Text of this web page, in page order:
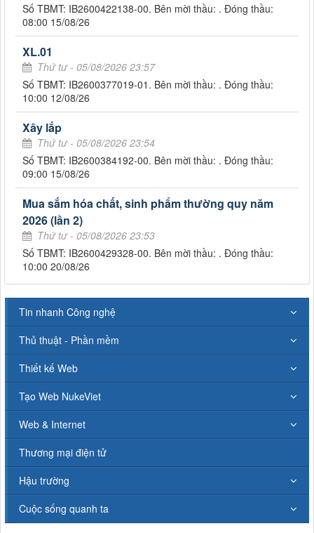
Số TBMT: IB2600422138-00. Bên mời thầu: . Đóng thầu:
08:00 15/08/26
XL.01
Thứ tư - 05/08/2026 23:57
Số TBMT: IB2600377019-01. Bên mời thầu: . Đóng thầu:
10:00 12/08/26
Xây lắp
Thứ tư - 05/08/2026 23:54
Số TBMT: IB2600384192-00. Bên mời thầu: . Đóng thầu:
09:00 15/08/26
Mua sắm hóa chất, sinh phẩm thường quy năm
2026 (lần 2)
Thứ tư - 05/08/2026 23:53
Số TBMT: IB2600429328-00. Bên mời thầu: . Đóng thầu:
10:00 20/08/26
Tin nhanh Công nghệ
Thủ thuật - Phần mềm
Thiết kế Web
Tạo Web NukeViet
Web & Internet
Thương mại điện tử
Hậu trường
Cuộc sống quanh ta